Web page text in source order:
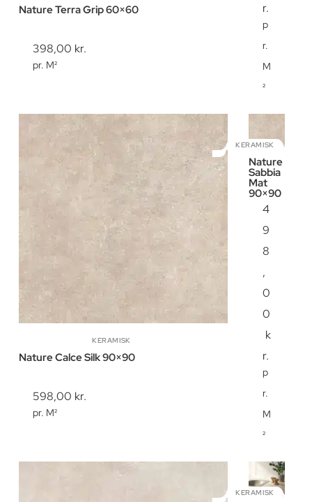
Nature Terra Grip 60×60
398,00 kr.
pr. M²
r.
p
r.
M
²
KERAMISK
Nature Calce Silk 90×90
598,00 kr.
pr. M²
KERAMISK
Nature
Sabbia
Mat
90×90
4
9
8
,
0
0
k
r.
p
r.
M
²
KERAMISK